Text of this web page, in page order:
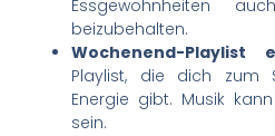
Essgewohnheiten
beizubehalten.
Wochenend-Playlist
Playlist, die dich zum
Energie gibt. Musik
sein.